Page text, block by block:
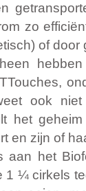
zo
of
ook
het
en zijn of
aan het
1 ¼ cirkels